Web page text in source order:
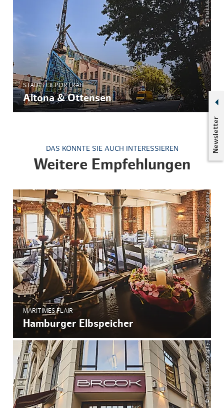
Newsletter
STADTTEILPORTRAIT
Altona & Ottensen
DAS KÖNNTE SIE AUCH INTERESSIEREN
Weitere Empfehlungen
© ThisIsJulia Photography
MARITIMES FLAIR
Hamburger Elbspeicher
© ThisIsJulia Photography